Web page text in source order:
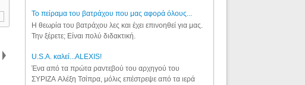
Το πείραμα του βατράχου που μας αφορά όλους...
Η θεωρία του βατράχου λες και έχει επινοηθεί για μας.
Την ξέρετε; Είναι πολύ διδακτική.
U.S.A. καλεί...ALEXIS!
Ένα από τα πρώτα ραντεβού του αρχηγού του
ΣΥΡΙΖΑ Αλέξη Τσίπρα, μόλις επέστρεψε από τα ιερά